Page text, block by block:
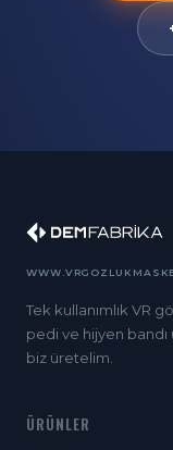
Tek kullanımlık VR
pedi ve hijyen bandı
biz üretelim.
ÜRÜNLER